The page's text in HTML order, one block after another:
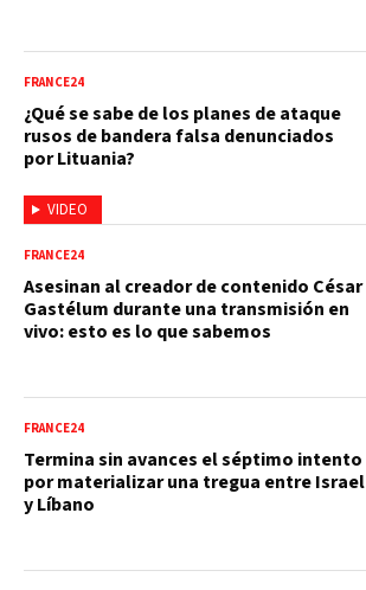
VIDEO
FRANCE24
¿Qué se sabe de los planes de ataque
rusos de bandera falsa denunciados
por Lituania?
FRANCE24
Asesinan al creador de contenido César
Gastélum durante una transmisión en
vivo: esto es lo que sabemos
FRANCE24
Termina sin avances el séptimo intento
por materializar una tregua entre Israel
y Líbano